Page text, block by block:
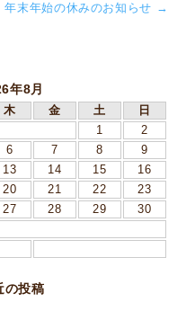
年末年始の休みのお知らせ →
年8月
木 金 土 日
1
2
6 7 8
9
13 14 15
16
20 21 22
23
27 28 29
30
の投稿